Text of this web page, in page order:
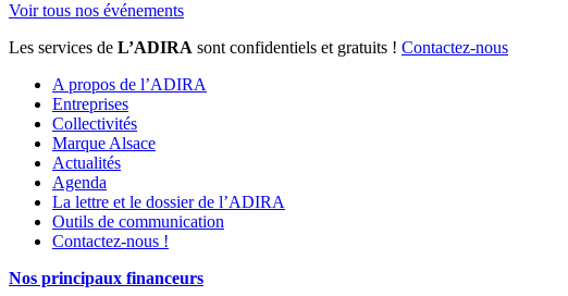
Voir tous nos événements
Les services de L’ADIRA sont confidentiels et gratuits ! Contactez-nous
A propos de l’ADIRA
Entreprises
Collectivités
Marque Alsace
Actualités
Agenda
La lettre et le dossier de l’ADIRA
Outils de communication
Contactez-nous !
Nos principaux financeurs